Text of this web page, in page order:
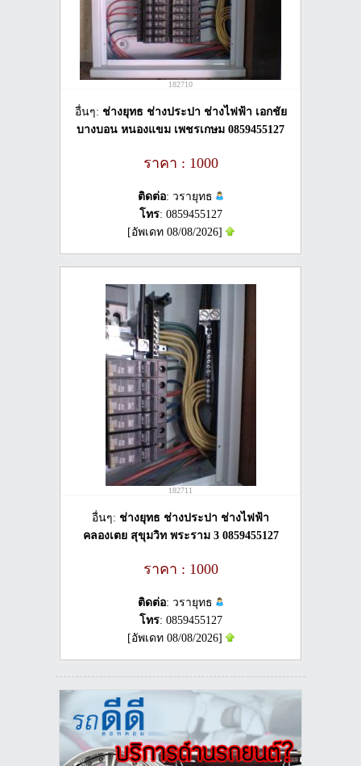
182710
อื่นๆ: ช่างยุทธ ช่างประปา ช่างไฟฟ้า เอกชัย
บางบอน หนองแขม เพชรเกษม 0859455127
ราคา : 1000
ติดต่อ: วรายุทธ
โทร: 0859455127
[อัพเดท 08/08/2026]
182711
อื่นๆ: ช่างยุทธ ช่างประปา ช่างไฟฟ้า
คลองเตย สุขุมวิท พระราม 3 0859455127
ราคา : 1000
ติดต่อ: วรายุทธ
โทร: 0859455127
[อัพเดท 08/08/2026]